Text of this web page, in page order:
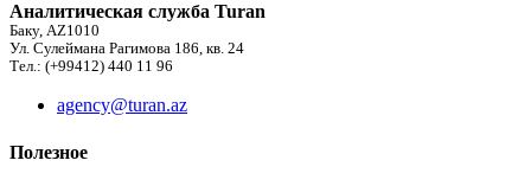
Аналитическая служба Turan
Баку, AZ1010
Ул. Сулеймана Рагимова 186, кв. 24
Тел.: (+99412) 440 11 96
agency@turan.az
Полезное